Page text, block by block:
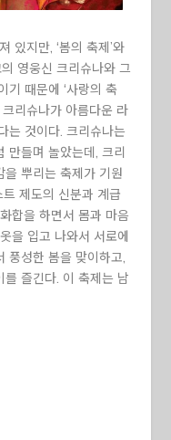
있지만, ‘봄의 축제’와
영웅신 크리슈나와 그
기 때문에 ‘사랑의 축
리슈나가 아름다운 라
는 것이다. 크리슈나는
만들며 놀았는데, 크리
을 뿌리는 축제가 기원
제도의 신분과 계급
합을 하면서 몸과 마음
을 입고 나와서 서로에
풍성한 봄을 맞이하고,
즐긴다. 이 축제는 남